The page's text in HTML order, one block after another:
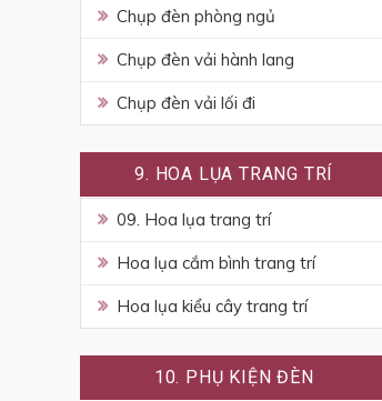
Chụp đèn phòng ngủ
Chụp đèn vải hành lang
Chụp đèn vải lối đi
9. HOA LỤA TRANG TRÍ
09. Hoa lụa trang trí
Hoa lụa cắm bình trang trí
Hoa lụa kiểu cây trang trí
10. PHỤ KIỆN ĐÈN